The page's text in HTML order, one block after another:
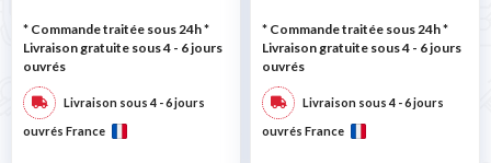
* Commande traitée sous 24h*
Livraison gratuite sous 4 - 6 jours
ouvrés
Livraison sous 4 - 6 jours
ouvrés France
* Commande traitée sous 24h*
Livraison gratuite sous 4 - 6 jours
ouvrés
Livraison sous 4 - 6 jours
ouvrés France